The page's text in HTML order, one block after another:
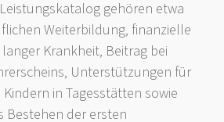
gehören etwa
Weiterbildung, finanzielle
Krankheit, Beitrag bei
Unterstützungen für
in Tagesstätten sowie
Bestehen der ersten